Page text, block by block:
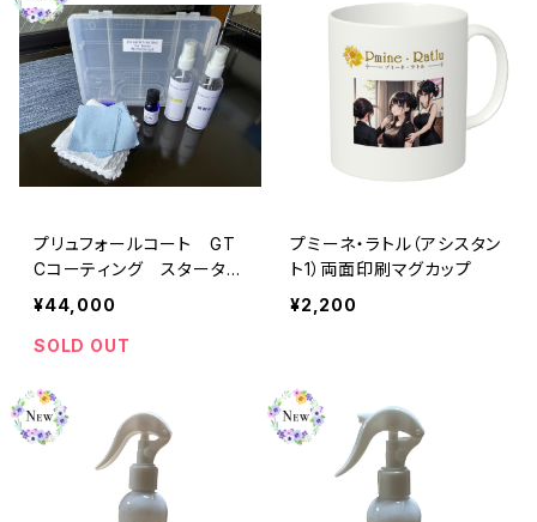
プリュフォールコート GT
Cコーティング スターター
キット
¥44,000
SOLD OUT
プミーネ・ラトル（アシスタン
ト1）両面印刷マグカップ
¥2,200